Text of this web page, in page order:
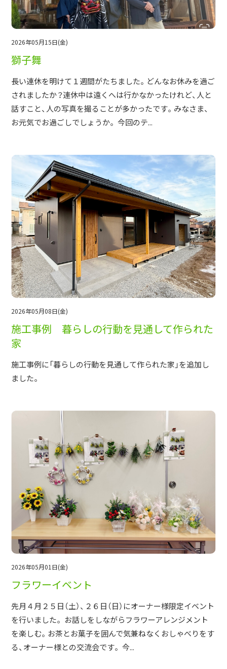
2026年05月15日(金)
獅子舞
長い連休を明けて１週間がたちました。どんなお休みを過ご
されましたか？連休中は遠くへは行かなかったけれど、人と
話すこと、人の写真を撮ることが多かったです。みなさま、
お元気でお過ごしでしょうか。 今回のテ...
2026年05月08日(金)
施工事例 暮らしの行動を見通して作られた
家
施工事例に「暮らしの行動を見通して作られた家」を追加し
ました。
2026年05月01日(金)
フラワーイベント
先月４月２５日（土）、２６日（日）にオーナー様限定イベント
を行いました。 お話しをしながらフラワーアレンジメント
を楽しむ。お茶とお菓子を囲んで気兼ねなくおしゃべりをす
る、オーナー様との交流会です。 今...